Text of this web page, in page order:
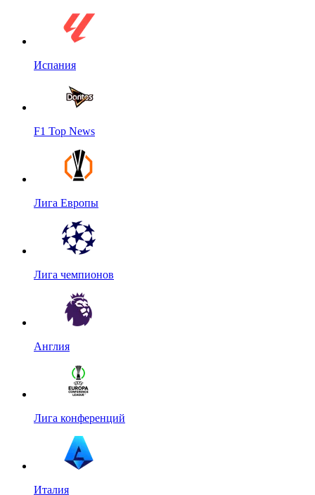
Испания
F1 Top News
Лига Европы
Лига чемпионов
Англия
Лига конференций
Италия